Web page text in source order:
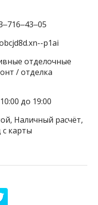
p1ai
отделочные
/ отделка
до 19:00
Наличный расчёт,
карты